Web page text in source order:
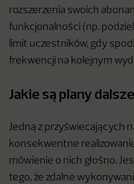
rozszerzenia swoich
funkcjonalności (np.
limit uczestników, gdy
frekwencji na kolejnym
Jakie są plany
Jedną z przyświecających
konsekwentne
mówienie o nich głośno.
tego, że zdalne